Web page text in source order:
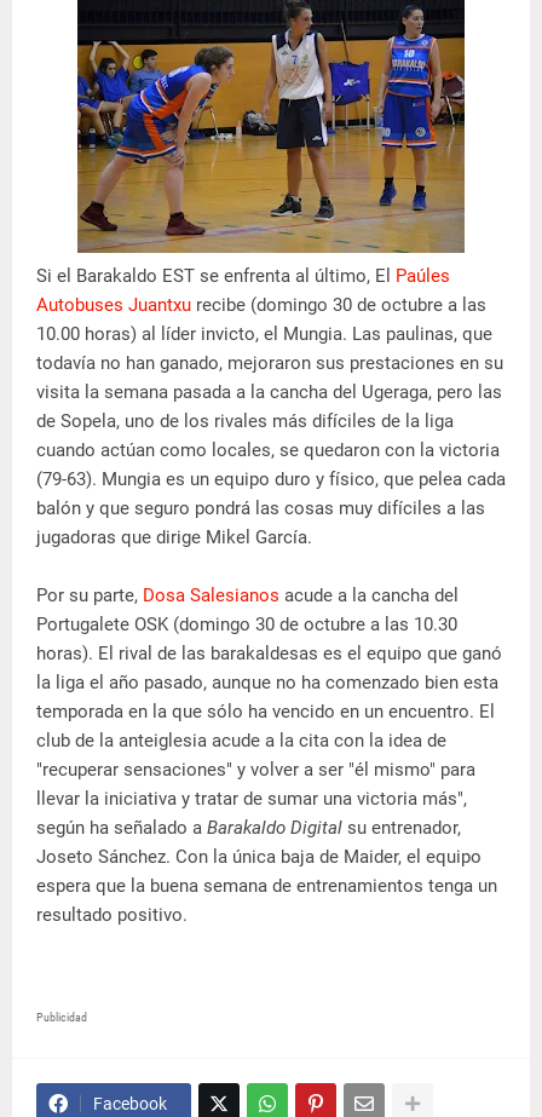
Si el Barakaldo EST se enfrenta al último, El Paúles
Autobuses Juantxu recibe (domingo 30 de octubre a las
10.00 horas) al líder invicto, el Mungia. Las paulinas, que
todavía no han ganado, mejoraron sus prestaciones en su
visita la semana pasada a la cancha del Ugeraga, pero las
de Sopela, uno de los rivales más difíciles de la liga
cuando actúan como locales, se quedaron con la victoria
(79-63). Mungia es un equipo duro y físico, que pelea cada
balón y que seguro pondrá las cosas muy difíciles a las
jugadoras que dirige Mikel García.
Por su parte, Dosa Salesianos acude a la cancha del
Portugalete OSK (domingo 30 de octubre a las 10.30
horas). El rival de las barakaldesas es el equipo que ganó
la liga el año pasado, aunque no ha comenzado bien esta
temporada en la que sólo ha vencido en un encuentro. El
club de la anteiglesia acude a la cita con la idea de
"recuperar sensaciones" y volver a ser "él mismo" para
llevar la iniciativa y tratar de sumar una victoria más",
según ha señalado a Barakaldo Digital su entrenador,
Joseto Sánchez. Con la única baja de Maider, el equipo
espera que la buena semana de entrenamientos tenga un
resultado positivo.
Publicidad
Facebook